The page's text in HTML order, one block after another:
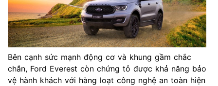
Bên cạnh sức mạnh động cơ và khung gầm chắc
chắn, Ford Everest còn chứng tỏ được khả năng bảo
vệ hành khách với hàng loạt công nghệ an toàn hiện